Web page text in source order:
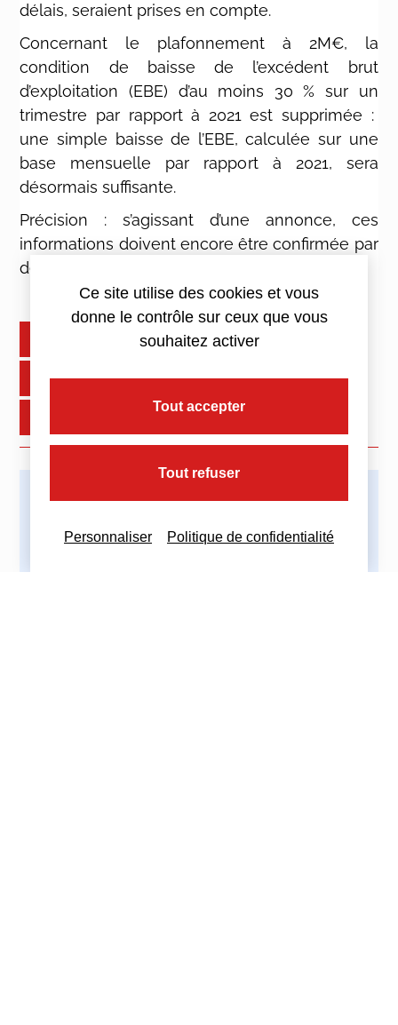
délais, seraient prises en compte.
Concernant le plafonnement à 2M€, la
condition de baisse de l’excédent brut
d’exploitation (EBE) d’au moins 30 % sur un
trimestre par rapport à 2021 est supprimée :
une simple baisse de l’EBE, calculée sur une
base mensuelle par rapport à 2021, sera
désormais suffisante.
Précision : s’agissant d’une annonce, ces
informations doivent encore être confirmée par
décret.
+ d'infos : nous contacter
En savoir plus
Communiqué de presse du 06/09/2022
Ce site utilise des cookies et vous
donne le contrôle sur ceux que vous
souhaitez activer
Tout accepter
Tout refuser
Personnaliser Politique de confidentialité